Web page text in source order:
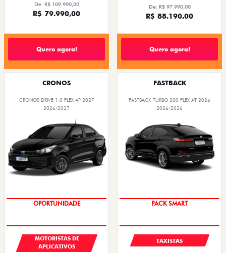
De: R$ 109.990,00
R$ 79.990,00
Quero agora!
De: R$ 97.990,00
R$ 88.190,00
Quero agora!
CRONOS
CRONOS DRIVE 1.0 FLEX 4P 2027
2026/2027
OPORTUNIDADE
MOTORISTAS DE
APLICATIVOS
FASTBACK
FASTBACK TURBO 200 FLEX AT 2026
2026/2026
PACK SMART
TAXISTAS